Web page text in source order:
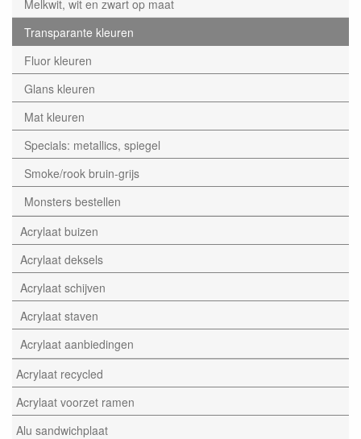
Melkwit, wit en zwart op maat
Transparante kleuren
Fluor kleuren
Glans kleuren
Mat kleuren
Specials: metallics, spiegel
Smoke/rook bruin-grijs
Monsters bestellen
Acrylaat buizen
Acrylaat deksels
Acrylaat schijven
Acrylaat staven
Acrylaat aanbiedingen
Acrylaat recycled
Acrylaat voorzet ramen
Alu sandwichplaat